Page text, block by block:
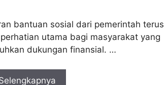
bantuan sosial dari pemerintah terus
utama bagi masyarakat yang
dukungan finansial. …